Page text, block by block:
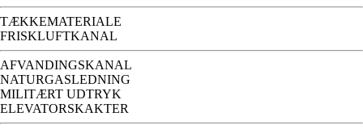
TÆKKEMATERIALE
FRISKLUFTKANAL
AFVANDINGSKANAL
NATURGASLEDNING
MILITÆRT UDTRYK
ELEVATORSKAKTER